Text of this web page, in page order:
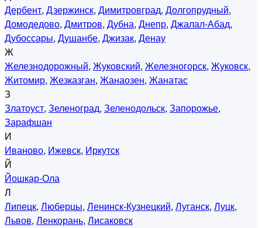
Дербент, Дзержинск, Димитровград, Долгопрудный,
Домодедово, Дмитров, Дубна, Днепр, Джалал-Абад,
Дубоссары, Душанбе, Джизак, Денау
Ж
Железнодорожный, Жуковский, Железногорск, Жуковск,
Житомир, Жезказган, Жанаозен, Жанатас
З
Златоуст, Зеленоград, Зеленодольск, Запорожье,
Зарафшан
И
Иваново, Ижевск, Иркутск
Й
Йошкар-Ола
Л
Липецк, Люберцы, Ленинск-Кузнецкий, Луганск, Луцк,
Львов, Ленкорань, Лисаковск